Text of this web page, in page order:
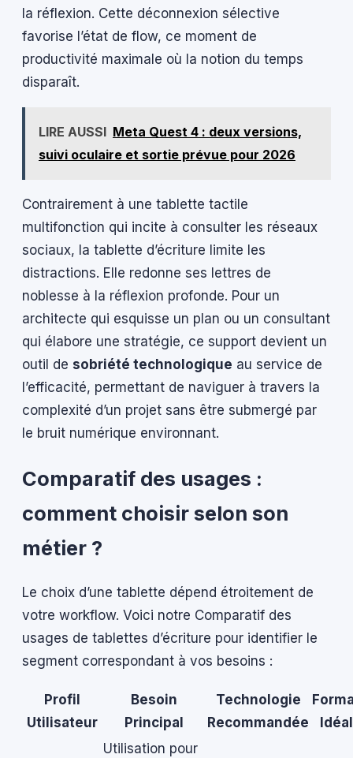
la réflexion. Cette déconnexion sélective
favorise l’état de flow, ce moment de
productivité maximale où la notion du temps
disparaît.
LIRE AUSSI Meta Quest 4 : deux versions,
suivi oculaire et sortie prévue pour 2026
Contrairement à une tablette tactile
multifonction qui incite à consulter les réseaux
sociaux, la tablette d’écriture limite les
distractions. Elle redonne ses lettres de
noblesse à la réflexion profonde. Pour un
architecte qui esquisse un plan ou un consultant
qui élabore une stratégie, ce support devient un
outil de sobriété technologique au service de
l’efficacité, permettant de naviguer à travers la
complexité d’un projet sans être submergé par
le bruit numérique environnant.
Comparatif des usages :
comment choisir selon son
métier ?
Le choix d’une tablette dépend étroitement de
votre workflow. Voici notre Comparatif des
usages de tablettes d’écriture pour identifier le
segment correspondant à vos besoins :
Profil
Utilisateur
Besoin
Principal
Technologie
Recommandée
Idéal
Utilisation pour